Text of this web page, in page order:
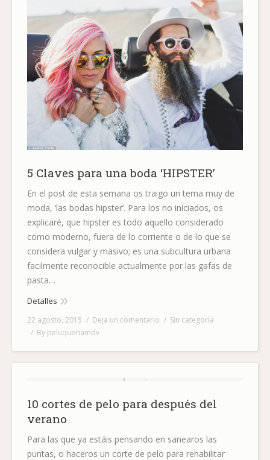
5 Claves para una boda ‘HIPSTER’
En el post de esta semana os traigo un tema muy de
moda, ‘las bodas hipster’. Para los no iniciados, os
explicaré, que hipster es todo aquello considerado
como moderno, fuera de lo corriente o de lo que se
considera vulgar y masivo; es una subcultura urbana
facilmente reconocible actualmente por las gafas de
pasta…
Detalles
22 agosto, 2015 Deja un comentario
Sin categoría
By peluqueriamdv
10 cortes de pelo para después del
verano
Para las que ya estáis pensando en sanearos las
puntas, o haceros un corte de pelo para rehabilitar